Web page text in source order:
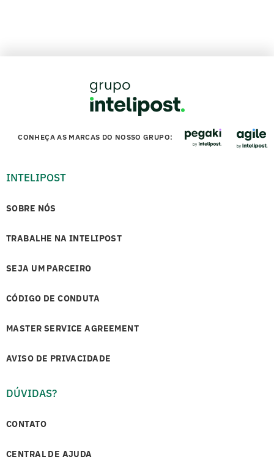
CONHEÇA AS MARCAS DO NOSSO GRUPO:
INTELIPOST
SOBRE NÓS
TRABALHE NA INTELIPOST
SEJA UM PARCEIRO
CÓDIGO DE CONDUTA
MASTER SERVICE AGREEMENT
AVISO DE PRIVACIDADE
DÚVIDAS?
CONTATO
CENTRAL DE AJUDA